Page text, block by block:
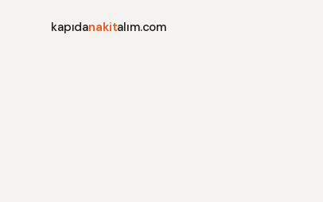
kapıdanakitalım.com